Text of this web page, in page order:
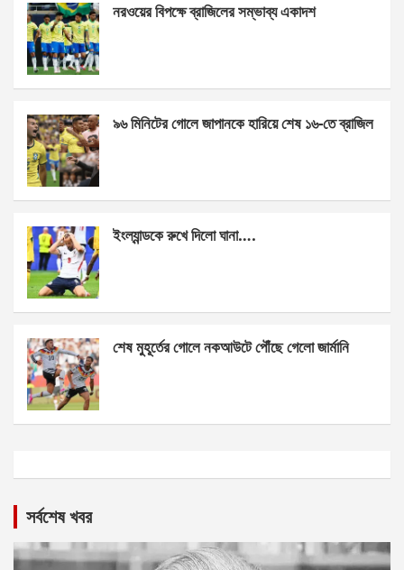
b
o
o
k
n
g
er
s
p
e
নরওয়ের বিপক্ষে ব্রাজিলের সম্ভাব্য একাদশ
৯৬ মিনিটের গোলে জাপানকে হারিয়ে শেষ ১৬-তে ব্রাজিল
ইংল্যান্ডকে রুখে দিলো ঘানা….
শেষ মুহূর্তের গোলে নকআউটে পৌঁছে গেলো জার্মানি
সর্বশেষ খবর